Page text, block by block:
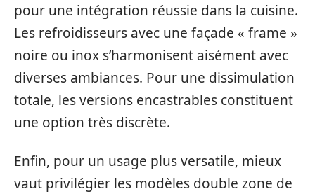
pour une intégration réussie dans la cuisine.
Les refroidisseurs avec une façade « frame »
noire ou inox s’harmonisent aisément avec
diverses ambiances. Pour une dissimulation
totale, les versions encastrables constituent
une option très discrète.
Enfin, pour un usage plus versatile, mieux
vaut privilégier les modèles double zone de